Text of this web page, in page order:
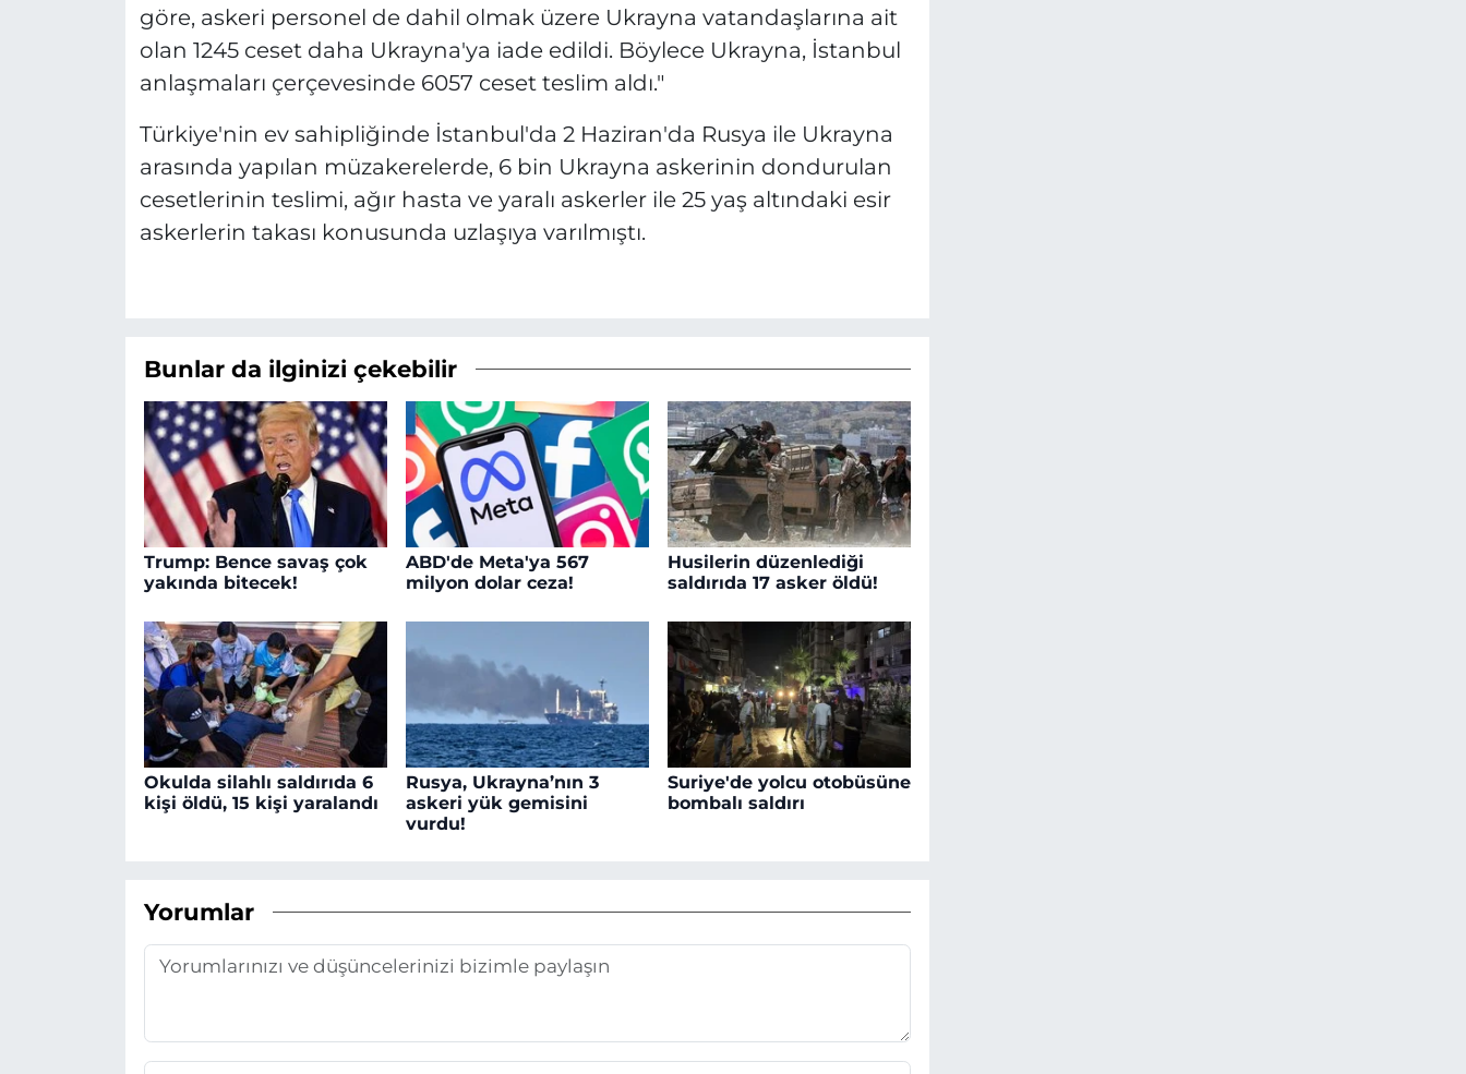
göre, askeri personel de dahil olmak üzere Ukrayna vatandaşlarına ait
olan 1245 ceset daha Ukrayna'ya iade edildi. Böylece Ukrayna, İstanbul
anlaşmaları çerçevesinde 6057 ceset teslim aldı."
Türkiye'nin ev sahipliğinde İstanbul'da 2 Haziran'da Rusya ile Ukrayna
arasında yapılan müzakerelerde, 6 bin Ukrayna askerinin dondurulan
cesetlerinin teslimi, ağır hasta ve yaralı askerler ile 25 yaş altındaki esir
askerlerin takası konusunda uzlaşıya varılmıştı.
Bunlar da ilginizi çekebilir
Trump: Bence savaş çok
yakında bitecek!
ABD'de Meta'ya 567
milyon dolar ceza!
Husilerin düzenlediği
saldırıda 17 asker öldü!
Okulda silahlı saldırıda 6
kişi öldü, 15 kişi yaralandı
Rusya, Ukrayna’nın 3
askeri yük gemisini
vurdu!
Suriye'de yolcu otobüsüne
bombalı saldırı
Yorumlar